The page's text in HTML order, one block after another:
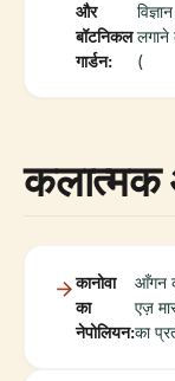
और
बॉटनिकल
गार्डन:
लगाने
(
कलात्मक
कानोवा
का
नेपोलियन:
आँगन
एज़
का